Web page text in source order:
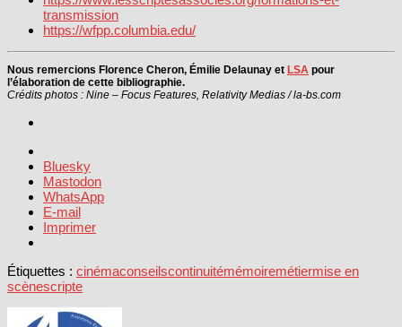
transmission
https://wfpp.columbia.edu/
Nous remercions Florence Cheron, Émilie Delaunay et LSA pour
l’élaboration de cette bibliographie.
Crédits photos : Nine – Focus Features, Relativity Medias / la-bs.com
Bluesky
Mastodon
WhatsApp
E-mail
Imprimer
Étiquettes : cinémaconseilscontinuitémémoiremétiermise en
scènescripte